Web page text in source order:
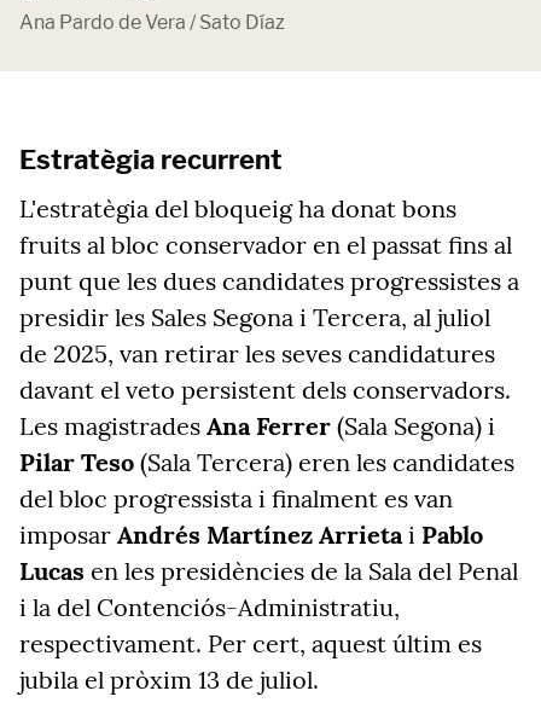
Ana Pardo de Vera / Sato Díaz
Estratègia recurrent
L'estratègia del bloqueig ha donat bons
fruits al bloc conservador en el passat fins al
punt que les dues candidates progressistes a
presidir les Sales Segona i Tercera, al juliol
de 2025, van retirar les seves candidatures
davant el veto persistent dels conservadors.
Les magistrades Ana Ferrer (Sala Segona) i
Pilar Teso (Sala Tercera) eren les candidates
del bloc progressista i finalment es van
imposar Andrés Martínez Arrietai Pablo
Lucas en les presidències de la Sala del Penal
i la del Contenciós-Administratiu,
respectivament. Per cert, aquest últim es
jubila el pròxim 13 de juliol.